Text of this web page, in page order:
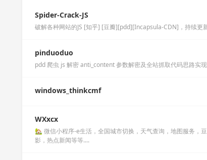
Spider-Crack-JS
破解各种网站的JS [知乎] [豆瓣][pdd][Incapsula-CDN]，持续更
pinduoduo
pdd 爬虫 js 解密 anti_content 参数解密及全站抓取代码思路实现
windows_thinkcmf
WXxcx
🏡 微信小程序-e生活，全国城市切换，天气查询，地图服务，
影，热点新闻等等....